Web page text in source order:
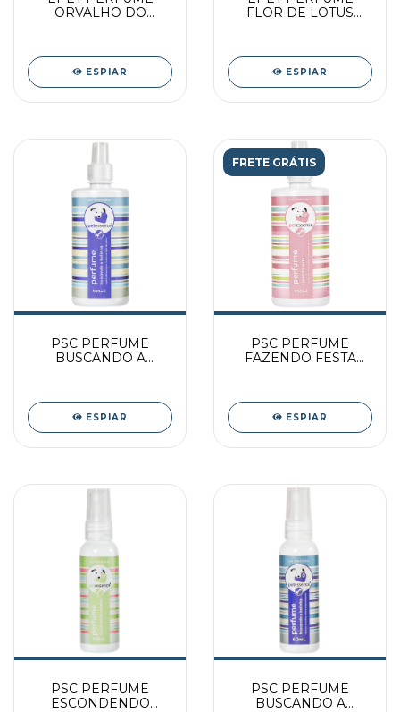
ORVALHO DO
ESPIAR
FLOR DE LOTUS
ESPIAR
PSC PERFUME
BUSCANDO A
ESPIAR
FRETE GRÁTIS
PSC PERFUME
FAZENDO FESTA
ESPIAR
PSC PERFUME
ESCONDENDO
PSC PERFUME
BUSCANDO A